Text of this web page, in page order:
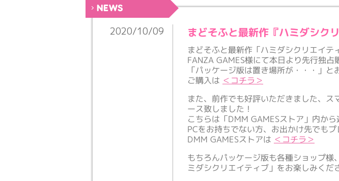
NEWS
2020/10/09 まどそふと最新作『ハミダシク
まどそふと最新作「ハミダシクリエイテ
FANZA GAMES様にて本日より先行独占
「パッケージ版は置き場所が・・・」と
ご購入は ＜コチラ＞
また、前作でも好評いただきました、
ース致しました！
こちらは「DMM GAMESストア」内から
PCをお持ちでない方、お出かけ先でも
DMM GAMESストアは ＜コチラ＞
もちろんパッケージ版も各種ショップ
ミダシクリエイティブ」をお楽しみくだ